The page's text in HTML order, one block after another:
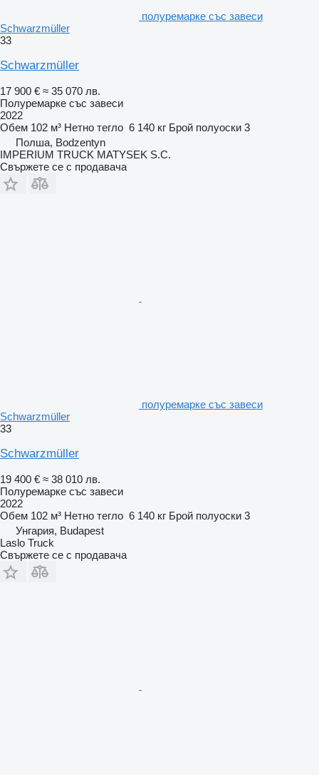
полуремарке със завеси
Schwarzmüller
33
Schwarzmüller
17 900 € ≈ 35 070 лв.
Полуремарке със завеси
2022
Обем 102 м³ Нетно тегло 6 140 кг Брой полуоски 3
Полша, Bodzentyn
IMPERIUM TRUCK MATYSEK S.C.
Свържете се с продавача
полуремарке със завеси
Schwarzmüller
33
Schwarzmüller
19 400 € ≈ 38 010 лв.
Полуремарке със завеси
2022
Обем 102 м³ Нетно тегло 6 140 кг Брой полуоски 3
Унгария, Budapest
Laslo Truck
Свържете се с продавача